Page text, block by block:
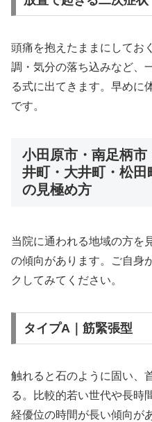
頭痛を抱えたままにしてお
調・気分の落ち込みなど、
る式に出てきます。早めに
です。
小田原市・南足柄
井町・大井町・松田
の見極め方
当院に通われる地域の方を
の傾向があります。ご自身
クしてみてください。
タイプA｜筋緊張型
触れると石のように固い、
る。比較的若い世代や長時
経優位の時間が長い傾向が